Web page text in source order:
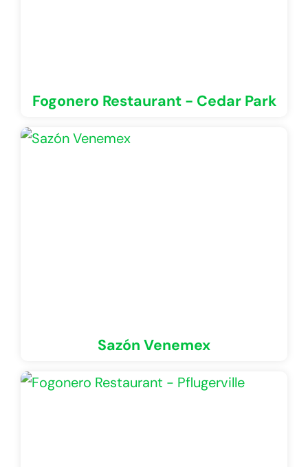
Fogonero Restaurant - Cedar Park
Sazón Venemex